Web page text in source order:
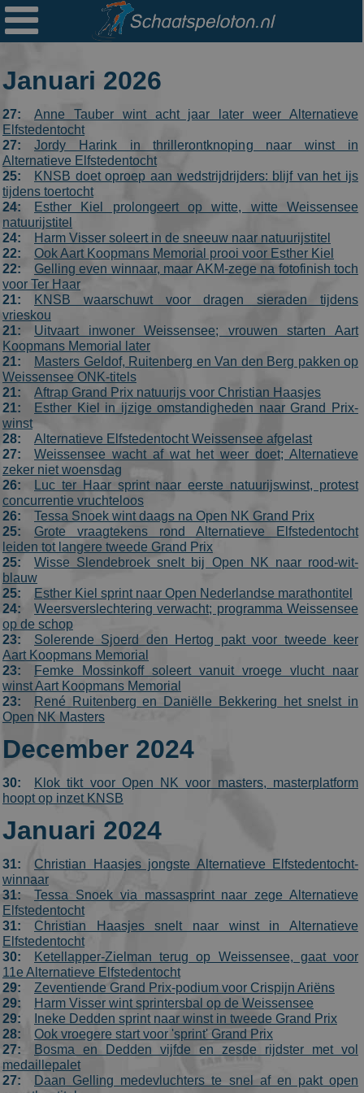

Januari 2026
27: Anne Tauber wint acht jaar later weer Alternatieve
Elfstedentocht
27: Jordy Harink in thrillerontknoping naar winst in
Alternatieve Elfstedentocht
25:
KNSB doet oproep aan wedstrijdrijders: blijf van het ijs
tijdens toertocht
24:
Esther Kiel prolongeert op witte, witte Weissensee
natuurijstitel
24:
Harm Visser soleert in de sneeuw naar natuurijstitel
22: Ook Aart Koopmans Memorial prooi voor Esther Kiel
22: Gelling even winnaar, maar AKM-zege na fotofinish toch
voor Ter Haar
21:
KNSB waarschuwt voor dragen sieraden tijdens
vrieskou
21: Uitvaart inwoner Weissensee; vrouwen starten Aart
Koopmans Memorial later
21:
Masters Geldof, Ruitenberg en Van den Berg pakken op
Weissensee ONK-titels
21: Aftrap Grand Prix natuurijs voor Christian Haasjes
21:
Esther Kiel in ijzige omstandigheden naar Grand Prix-
winst
28: Alternatieve Elfstedentocht Weissensee afgelast
27: Weissensee wacht af wat het weer doet; Alternatieve
zeker niet woensdag
26:
Luc ter Haar sprint naar eerste natuurijswinst, protest
concurrentie vruchteloos
26: Tessa Snoek wint daags na Open NK Grand Prix
25: Grote vraagtekens rond Alternatieve Elfstedentocht
leiden tot langere tweede Grand Prix
25: Wisse Slendebroek snelt bij Open NK naar rood-wit-
blauw
25:
Esther Kiel sprint naar Open Nederlandse marathontitel
24: Weersverslechtering verwacht; programma Weissensee
op de schop
23: Solerende Sjoerd den Hertog pakt voor tweede keer
Aart Koopmans Memorial
23:
Femke Mossinkoff soleert vanuit vroege vlucht naar
winst Aart Koopmans Memorial
23:
René Ruitenberg en Daniëlle Bekkering het snelst in
Open NK Masters
December 2024
30:
Klok tikt voor Open NK voor masters, masterplatform
hoopt op inzet KNSB
Januari 2024
31: Christian Haasjes jongste Alternatieve Elfstedentocht-
winnaar
31: Tessa Snoek via massasprint naar zege Alternatieve
Elfstedentocht
31: Christian Haasjes snelt naar winst in Alternatieve
Elfstedentocht
30:
Ketellapper-Zielman terug op Weissensee, gaat voor
11e Alternatieve Elfstedentocht
29: Zeventiende Grand Prix-podium voor Crispijn Ariëns
29:
Harm Visser wint sprintersbal op de Weissensee
29:
Ineke Dedden sprint naar winst in tweede Grand Prix
28: Ook vroegere start voor 'sprint' Grand Prix
27:
Bosma en Dedden vijfde en zesde rijdster met vol
medaillepalet
27:
Daan Gelling medevluchters te snel af en pakt open